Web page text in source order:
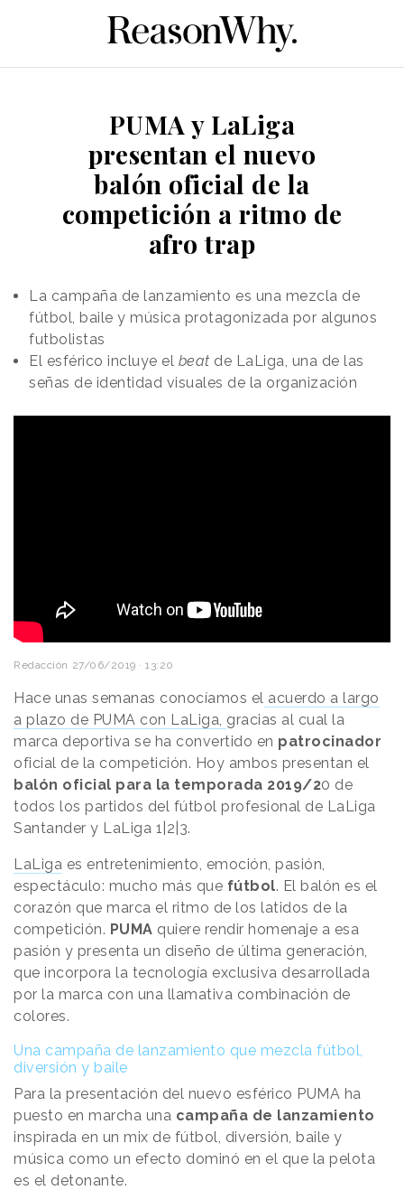
PUMA y LaLiga
presentan el nuevo
balón oficial de la
competición a ritmo de
afro trap
La campaña de lanzamiento es una mezcla de
fútbol, baile y música protagonizada por algunos
futbolistas
El esférico incluye el beat de LaLiga, una de las
señas de identidad visuales de la organización
Redacción 27/06/2019 · 13:20
Hace unas semanas conocíamos el acuerdo a largo
a plazo de PUMA con LaLiga, gracias al cual la
marca deportiva se ha convertido en patrocinador
oficial de la competición. Hoy ambos presentan el
balón oficial para la temporada 2019/20 de
todos los partidos del fútbol profesional de LaLiga
Santander y LaLiga 1|2|3.
LaLiga es entretenimiento, emoción, pasión,
espectáculo: mucho más que fútbol. El balón es el
corazón que marca el ritmo de los latidos de la
competición. PUMA quiere rendir homenaje a esa
pasión y presenta un diseño de última generación,
que incorpora la tecnología exclusiva desarrollada
por la marca con una llamativa combinación de
colores.
Una campaña de lanzamiento que mezcla fútbol,
diversión y baile
Para la presentación del nuevo esférico PUMA ha
puesto en marcha una campaña de lanzamiento
inspirada en un mix de fútbol, diversión, baile y
música como un efecto dominó en el que la pelota
es el detonante.